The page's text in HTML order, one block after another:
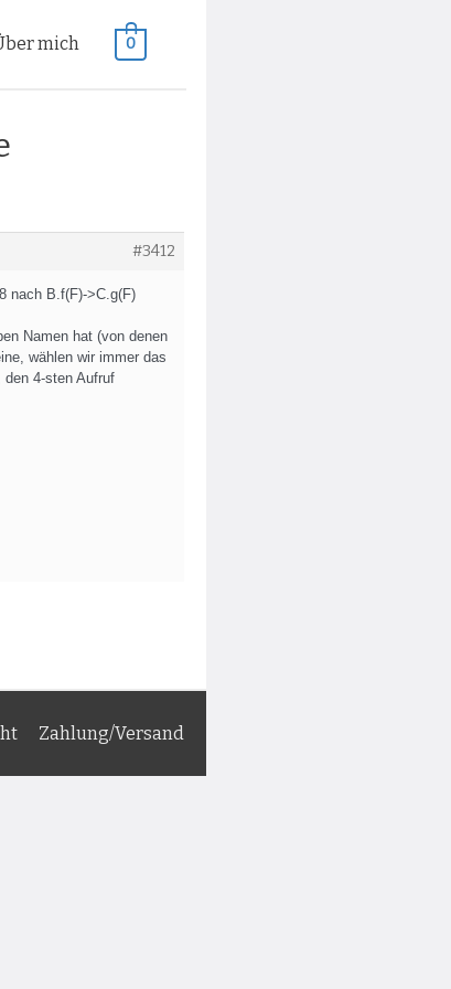
mich 0
#3412
nach B.f(F)->C.g(F)
Namen hat (von denen
wählen wir immer das
4-sten Aufruf
Zahlung/Versand